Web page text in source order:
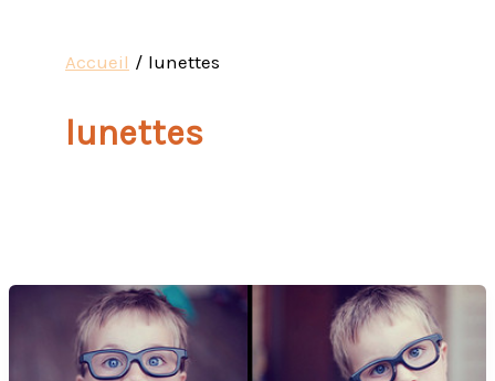
Accueil lunettes
lunettes